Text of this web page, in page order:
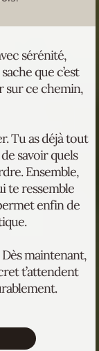
sérénité,
que c’est
sur ce chemin,
Tu as déjà tout
savoir quels
Ensemble,
te ressemble
enfin de
maintenant,
t’attendent